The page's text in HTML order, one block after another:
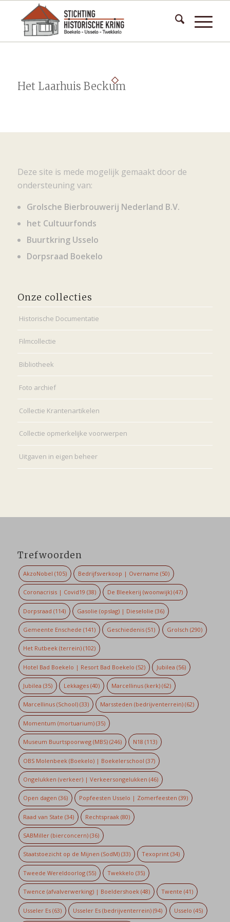
Het Laarhuis Beckum
Deze site is mede mogelijk gemaakt door de
ondersteuning van:
Grolsche Bierbrouwerij Nederland B.V.
het Cultuurfonds
Buurtkring Usselo
Dorpsraad Boekelo
Onze collecties
Historische Documentatie
Filmcollectie
Bibliotheek
Foto archief
Collectie Krantenartikelen
Collectie opmerkelijke voorwerpen
Uitgaven in eigen beheer
Trefwoorden
AkzoNobel (105) Bedrijfsverkoop | Overname (50)
Coronacrisis | Covid19 (38) De Bleekerij (woonwijk) (47)
Dorpsraad (114) Gasolie (opslag) | Dieselolie (36)
Gemeente Enschede (141) Geschiedenis (51) Grolsch (290)
Het Rutbeek (terrein)(102)
Hotel Bad Boekelo | Resort Bad Boekelo (52) Jubilea (56)
Jubilea (35) Lekkages (40) Marcellinus (kerk)(62)
Marcellinus (School)(33) Marssteden (bedrijventerrein) (62)
Momentum (mortuarium)(35)
Museum Buurtspoorweg (MBS)(246) N18 (113)
OBS Molenbeek (Boekelo) | Boekelerschool (37)
Ongelukken (verkeer) | Verkeersongelukken (46)
Open dagen (36) Popfeesten Usselo | Zomerfeesten (39)
Raad van State (34) Rechtspraak (80)
SABMiller (bierconcern)(36)
Staatstoezicht op de Mijnen (SodM)(33) Texoprint (34)
Tweede Wereldoorlog(55) Twekkelo (35)
Twence (afvalverwerking) | Boeldershoek(48) Twente (41)
Usseler Es(63) Usseler Es (bedrijventerrein) (94) Usselo (45)